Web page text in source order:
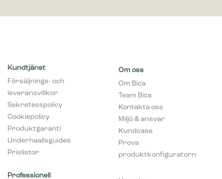
Kundtjänst
Försäljnings- och
leveransvillkor
Sekretesspolicy
Cookiepolicy
Produktgaranti
Underhaallsguides
Prislistor
Om oss
Om Bica
Team Bica
Kontakta oss
Miljö & ansvar
Kundcase
Prova
produktkonfiguratorn
Professionell